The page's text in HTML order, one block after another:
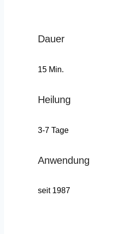
Dauer
15 Min.
Heilung
3-7 Tage
Anwendung
seit 1987